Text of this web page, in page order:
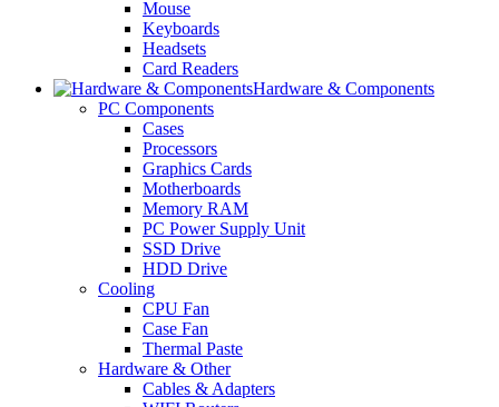
Mouse
Keyboards
Headsets
Card Readers
Hardware & Components
PC Components
Cases
Processors
Graphics Cards
Motherboards
Memory RAM
PC Power Supply Unit
SSD Drive
HDD Drive
Cooling
CPU Fan
Case Fan
Thermal Paste
Hardware & Other
Cables & Adapters